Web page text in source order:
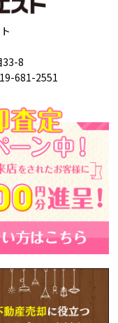
33-8
681-2551